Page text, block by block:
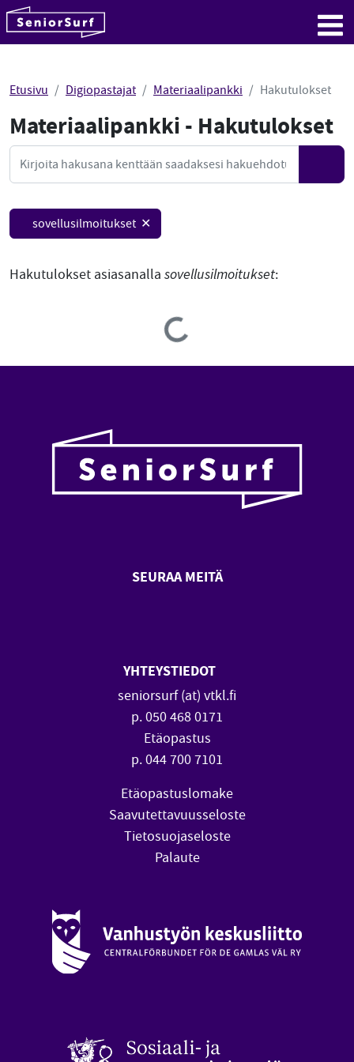
Hyppää sisältöön
Etusivu Digiopastajat Materiaalipankki Hakutulokset
Materiaalipankki - Hakutulokset
Haku
Hae
sovellusilmoitukset ✕
Hakutulokset asiasanalla sovellusilmoitukset:
Loading...
SEURAA MEITÄ
YHTEYSTIEDOT
seniorsurf (at) vtkl.fi
p. 050 468 0171
Etäopastus
p. 044 700 7101
Etäopastuslomake
Saavutettavuusseloste
Tietosuojaseloste
Palaute